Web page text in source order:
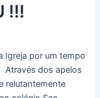
!!!
Igreja por um tempo
Através dos apelos
relutantemente